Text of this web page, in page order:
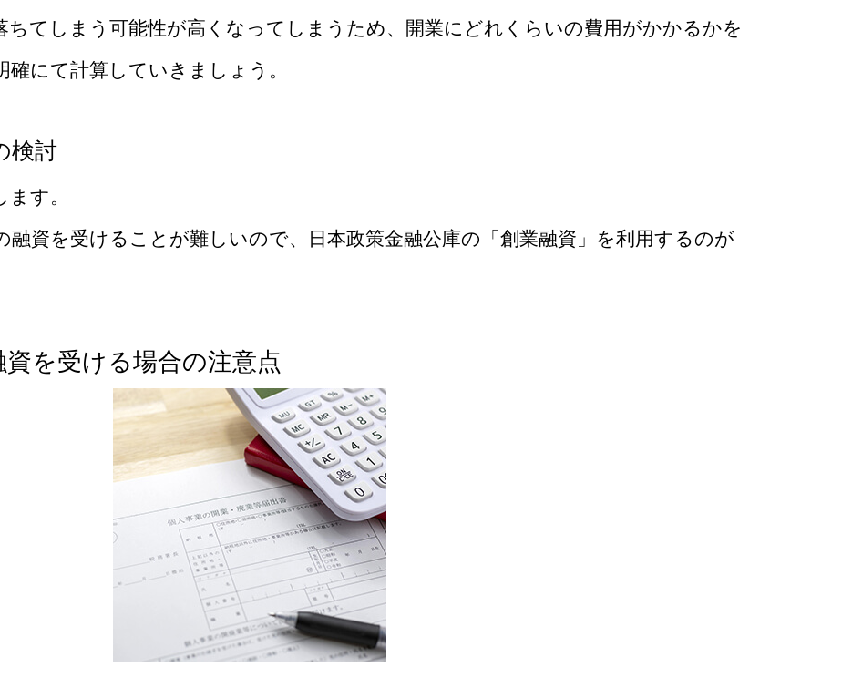
ちてしまう可能性が高くなってしまうため、開業にどれくらいの費用がかかるかを
にて計算していきましょう。
検討
す。
資を受けることが難しいので、日本政策金融公庫の「創業融資」を利用するのが
を受ける場合の注意点